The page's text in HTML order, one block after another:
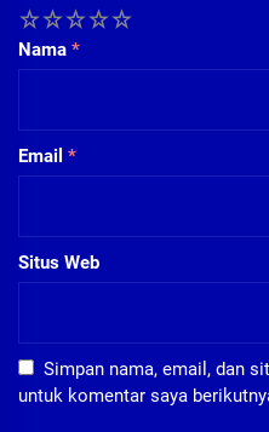
5
4
3
2
Nama *
Email *
Situs Web
Simpan nama, email, dan
untuk komentar saya